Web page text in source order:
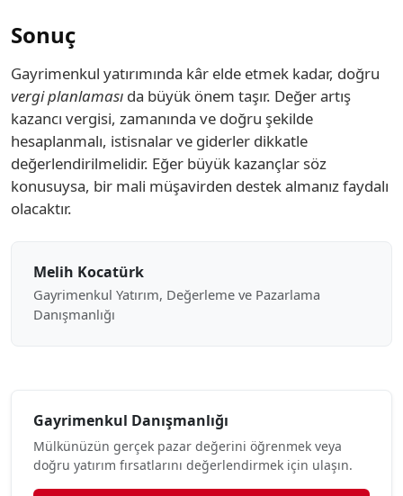
Sonuç
Gayrimenkul yatırımında kâr elde etmek kadar, doğru
vergi planlaması da büyük önem taşır. Değer artış
kazancı vergisi, zamanında ve doğru şekilde
hesaplanmalı, istisnalar ve giderler dikkatle
değerlendirilmelidir. Eğer büyük kazançlar söz
konusuysa, bir mali müşavirden destek almanız faydalı
olacaktır.
Melih Kocatürk
Gayrimenkul Yatırım, Değerleme ve Pazarlama
Danışmanlığı
Gayrimenkul Danışmanlığı
Mülkünüzün gerçek pazar değerini öğrenmek veya
doğru yatırım fırsatlarını değerlendirmek için ulaşın.